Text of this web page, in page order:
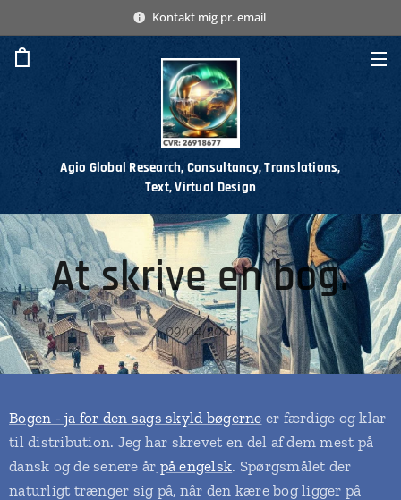
Kontakt mig pr. email
Agio Global Research, Consultancy, Translations,
Text, Virtual Design
At skrive en bog.
09/04/2026
Bogen - ja for den sags skyld bøgerne er færdige og klar
til distribution. Jeg har skrevet en del af dem mest på
dansk og de senere år på engelsk. Spørgsmålet der
naturligt trænger sig på, når den kære bog ligger på